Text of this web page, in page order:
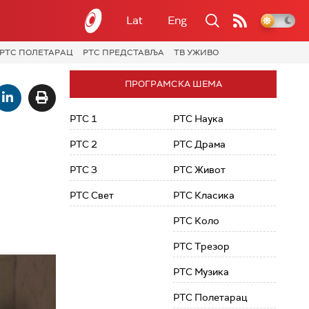
Lat Eng
РТС ПОЛЕТАРАЦ РТС ПРЕДСТАВЉА ТВ УЖИВО
ПРОГРАМСКА ШЕМА
РТС 1
РТС 2
РТС 3
РТС Свет
РТС Наука
РТС Драма
РТС Живот
РТС Класика
РТС Коло
РТС Трезор
РТС Музика
РТС Полетарац